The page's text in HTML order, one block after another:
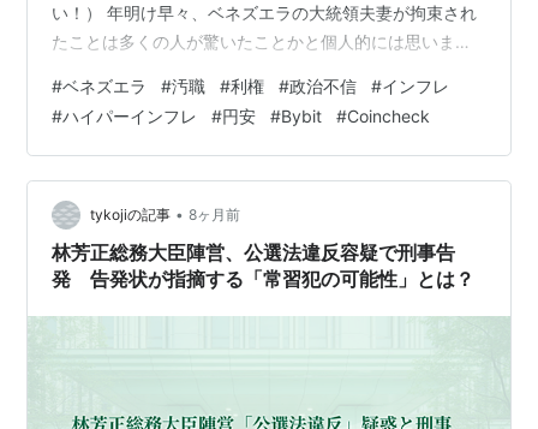
い！） 年明け早々、ベネズエラの大統領夫妻が拘束され
たことは多くの人が驚いたことかと個人的には思います
でしょ？ と思ったあなたへ(^^;) まず①について！地図
などでベネズエラの位置を確認してみることをオススメ
します(#^^#)※南米大陸の北に位置していますよ！ 今ま
で知らなかったとしても大丈夫。1つずつ調べて❝自分の
もの❞にしていけばいいですから！ 人は完璧な人なんて
いません。…
#ベネズエラ #汚職 #利権 #政治不信 #インフレ
#ハイパーインフレ #円安 #Bybit #Coincheck
tykojiの記事 • 8ヶ月前
林芳正総務大臣陣営、公選法違反容疑で刑事告
発 告発状が指摘する「常習犯の可能性」とは？